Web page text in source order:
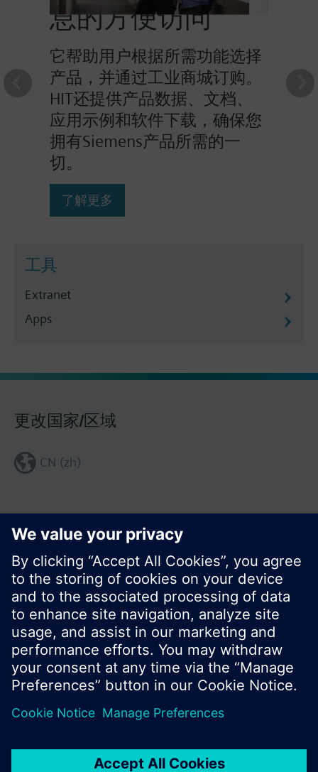
息的方便访问
它帮助用户根据所需功能选择
产品，并通过工业商城订购。
HIT还提供产品数据、文档、
应用示例和软件下载，确保您
拥有Siemens产品所需的一
切。
了解更多
工具
Extranet
Apps
更改国家/区域
CN (zh)